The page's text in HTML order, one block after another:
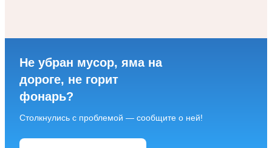
Не убран мусор, яма на
дороге, не горит
фонарь?
Столкнулись с проблемой — сообщите о ней!